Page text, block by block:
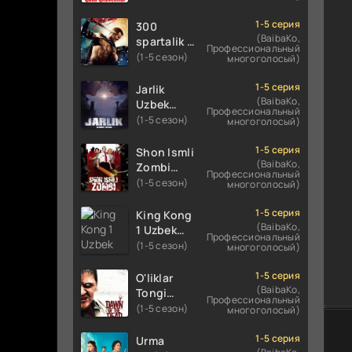
tilida
koreya
seryali
barcha
o'zbek
tilida
tilida 2016
O'zbekcha
tarjima
HD
skachat
300
spartalik 2
/ Uch yuz
2 Premyera
Uzbek
tilida 2013
tarjima
kino HD
skachat
(1-5 сезон)
1-5 серия
(BaibaKo,
Профессиональный
многоголосый)
Jarlik
Uzbek
tilida 2025
tarjima
kino HD
skachat
(1-5 сезон)
1-5 серия
(BaibaKo,
Профессиональный
многоголосый)
Shon Ismli
Zombi
Uzbek
O'zbekcha
tarjima
kino HD
(1-5 сезон)
1-5 серия
(BaibaKo,
Профессиональный
многоголосый)
King Kong
1 Uzbek
tilida 2005
tarjima
kino HD
skachat
(1-5 сезон)
1-5 серия
(BaibaKo,
Профессиональный
многоголосый)
O'liklar
Tongi
Uzbek
(2004)
(1-5 сезон)
1-5 серия
(BaibaKo,
Профессиональный
многоголосый)
Urma
1-5 серия